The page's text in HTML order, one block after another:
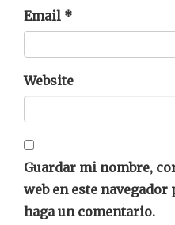
Email *
Website
Guardar mi nombre,
web en este
haga un comentario.